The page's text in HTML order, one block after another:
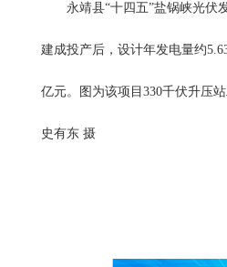
永靖县“十四五”盐锅峡光伏发
建成投产后，设计年发电量约
亿元。图为该项目330千伏升压
史有东 摄